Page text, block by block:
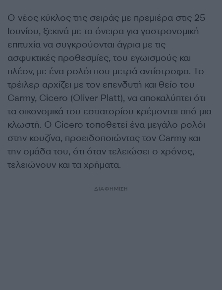
Ο νέος κύκλος της σειράς με πρεμιέρα στις 25
Ιουνίου, ξεκινά με τα όνειρα για γαστρονομική
επιτυχία να συγκρούονται άγρια με τις
ασφυκτικές προθεσμίες, του εγωισμούς και
πλέον, με ένα ρολόι που μετρά αντίστροφα. Το
τρέιλερ αρχίζει με τον επενδυτή και θείο του
Carmy, Cicero (Oliver Platt), να αποκαλύπτει ότι
τα οικονομικά του εστιατορίου κρέμονται από μια
κλωστή. Ο Cicero τοποθετεί ένα μεγάλο ρολόι
στην κουζίνα, προειδοποιώντας τον Carmy και
την ομάδα του, ότι όταν τελειώσει ο χρόνος,
τελειώνουν και τα χρήματα.
ΔΙΑΦΗΜΙΣΗ